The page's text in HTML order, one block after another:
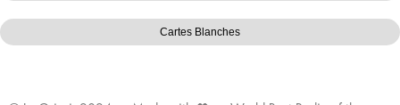
Cartes Blanches